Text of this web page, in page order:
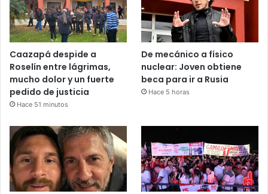
Caazapá despide a
Roselín entre lágrimas,
mucho dolor y un fuerte
pedido de justicia
Hace 51 minutos
De mecánico a físico
nuclear: Joven obtiene
beca para ir a Rusia
Hace 5 horas